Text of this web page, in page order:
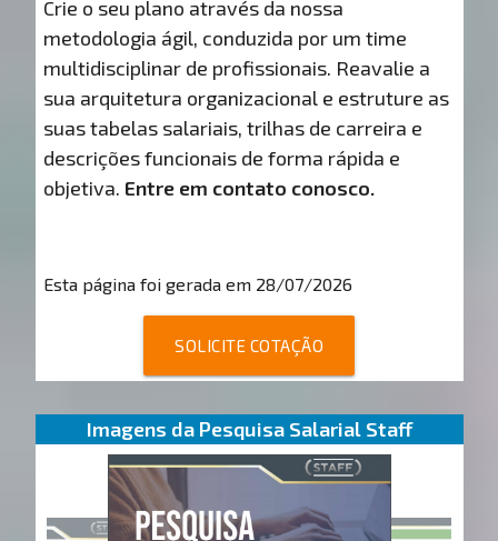
Crie o seu plano através da nossa
metodologia ágil, conduzida por um time
multidisciplinar de profissionais. Reavalie a
sua arquitetura organizacional e estruture as
suas tabelas salariais, trilhas de carreira e
descrições funcionais de forma rápida e
objetiva. Entre em contato conosco.
Esta página foi gerada em 28/07/2026
SOLICITE COTAÇÃO
Imagens da Pesquisa Salarial Staff